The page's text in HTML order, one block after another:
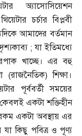
অ্যাসোসিয়েশন
চর্চার বিপ্লবী
আমাদের বর্তমান
;যা ইতিমধ্যে
খাচ্ছে। এর বহু
(রাজনৈতিক)শিক্ষা।
পূর্ববর্তী সময়ের
একটা শক্তিহীন
একটা অবস্থায় এর
কিছু পবিত্র ও পূণ্য